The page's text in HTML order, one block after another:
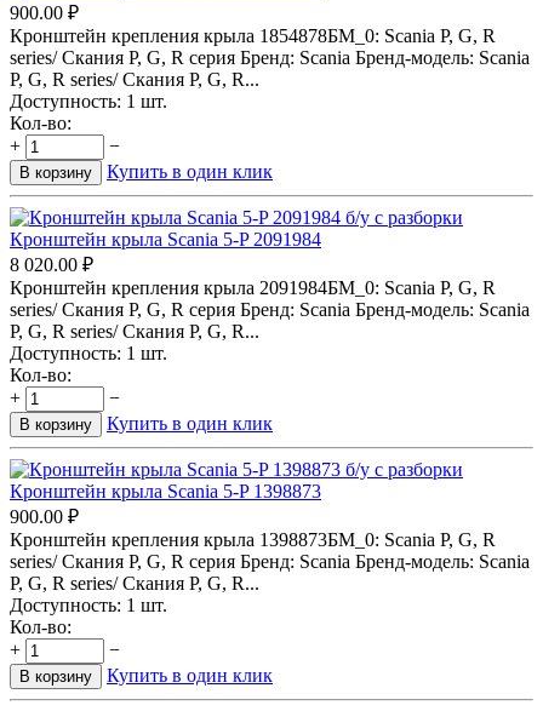
900.00 ₽
Кронштейн крепления крыла 1854878БМ_0: Scania P, G, R
series/ Скания P, G, R серия Бренд: Scania Бренд-модель: Scania
P, G, R series/ Скания P, G, R...
Доступность: 1 шт.
Кол-во:
+
−
В корзину Купить в один клик
Кронштейн крыла Scania 5-P 2091984
8 020.00 ₽
Кронштейн крепления крыла 2091984БМ_0: Scania P, G, R
series/ Скания P, G, R серия Бренд: Scania Бренд-модель: Scania
P, G, R series/ Скания P, G, R...
Доступность: 1 шт.
Кол-во:
+
−
В корзину Купить в один клик
Кронштейн крыла Scania 5-P 1398873
900.00 ₽
Кронштейн крепления крыла 1398873БМ_0: Scania P, G, R
series/ Скания P, G, R серия Бренд: Scania Бренд-модель: Scania
P, G, R series/ Скания P, G, R...
Доступность: 1 шт.
Кол-во:
+
−
В корзину Купить в один клик